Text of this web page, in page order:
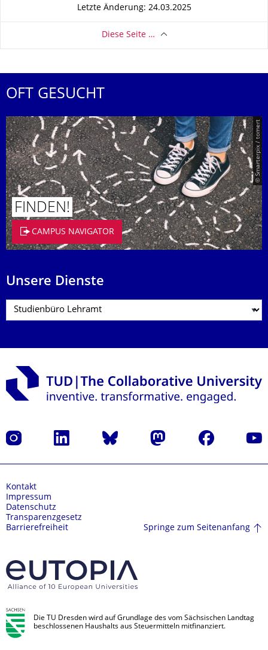
Letzte Änderung: 24.03.2025
Diese Seite …
OFT GESUCHT
© Smarterpix / tomert
FINDEN!
CAMPUS NAVIGATOR
Unsere Dienste
Instagram LinkedIn Bluesky Mastodon Facebook
Kontakt
Impressum
Datenschutz
Transparenzgesetz
Barrierefreiheit
Springe zum Seitenanfang
Die TU Dresden wird auf Grundlage des vom Sächsischen Landtag
beschlossenen Haushalts aus Steuermitteln mitfinanziert.